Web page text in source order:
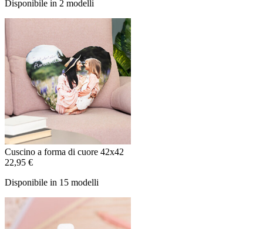
Disponibile in 2 modelli
Cuscino a forma di cuore 42x42
22,95 €
Disponibile in 15 modelli